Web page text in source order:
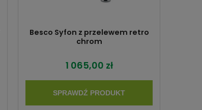
Besco Syfon z przelewem retro
chrom
1 065,00 zł
SPRAWDŹ PRODUKT